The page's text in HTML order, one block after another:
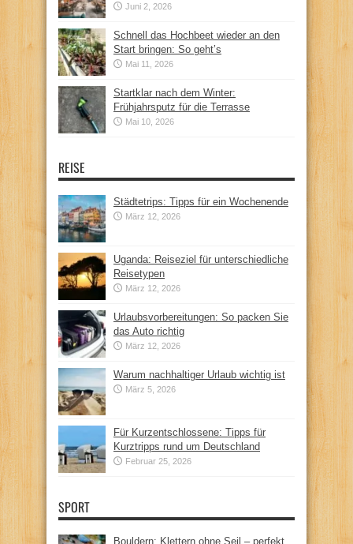
Juni 2, 2026
Schnell das Hochbeet wieder an den
Start bringen: So geht’s
Mai 11, 2026
Startklar nach dem Winter:
Frühjahrsputz für die Terrasse
Mai 10, 2026
REISE
Städtetrips: Tipps für ein Wochenende
März 12, 2026
Uganda: Reiseziel für unterschiedliche
Reisetypen
März 12, 2026
Urlaubsvorbereitungen: So packen Sie
das Auto richtig
März 12, 2026
Warum nachhaltiger Urlaub wichtig ist
März 5, 2026
Für Kurzentschlossene: Tipps für
Kurztripps rund um Deutschland
Februar 25, 2026
SPORT
Bouldern: Klettern ohne Seil – perfekt